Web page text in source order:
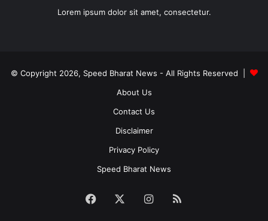
Lorem ipsum dolor sit amet, consectetur.
© Copyright 2026, Speed Bharat News - All Rights Reserved |
About Us
Contact Us
Disclaimer
Privacy Policy
Speed Bharat News
Facebook Instagram
RSS